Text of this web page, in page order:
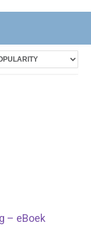
– eBoek